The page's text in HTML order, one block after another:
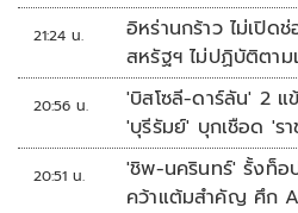
21:24 น.
อิหร่านกร้าว ไม่เปิด
สหรัฐฯ ไม่ปฏิบัติตาม
20:56 น.
'บิสโซลี-ดาร์ลัน' 2 แ
'บุรีรัมย์' บุกเชือด 'ร
นัดรวด
20:51 น.
'ชิพ-นครินทร์' รั้งท็
คว้าแต้มสำคัญ ศึก